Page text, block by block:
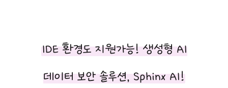
IDE 환경도 지원가능! 생성형 AI
데이터 보안 솔루션, Sphinx AI!